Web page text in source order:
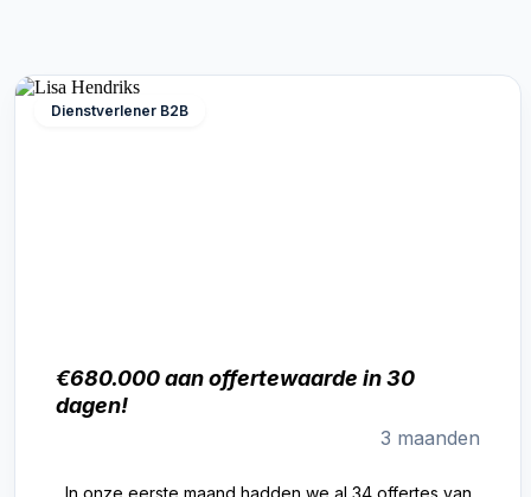
Dienstverlener B2B
€680.000 aan offertewaarde in 30
dagen!
3 maanden
In onze eerste maand hadden we al 34 offertes van